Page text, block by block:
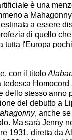
è una
a
a essere
di quello
tutta l'Europa
con il titolo
tedesca
dello stesso anno
del debutto a
, anche
Ma sarà Jenny
1931, diretta da